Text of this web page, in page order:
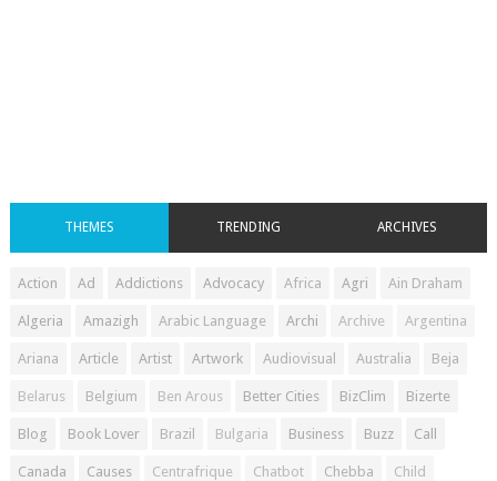
THEMES TRENDING ARCHIVES
Action Ad Addictions Advocacy Africa Agri Ain Draham
Algeria Amazigh Arabic Language Archi Archive Argentina
Ariana Article Artist Artwork Audiovisual Australia Beja
Belarus Belgium Ben Arous Better Cities BizClim Bizerte
Blog Book Lover Brazil Bulgaria Business Buzz Call
Canada Causes Centrafrique Chatbot Chebba Child